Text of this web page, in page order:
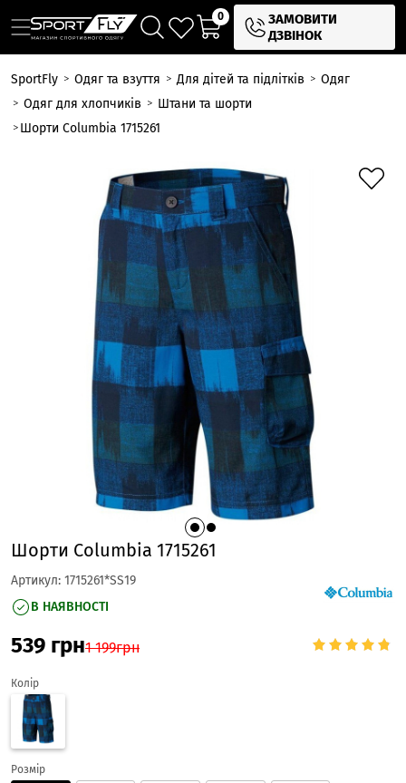
0
ЗАМОВИТИ
ДЗВІНОК
SportFly Одяг та взуття Для дітей та підлітків
Одяг
Одяг для хлопчиків
Штани та шорти
Шорти Columbia 1715261
Шорти Columbia 1715261
Артикул: 1715261*SS19
В НАЯВНОСТІ
539 грн1 199грн
Колір
Розмір